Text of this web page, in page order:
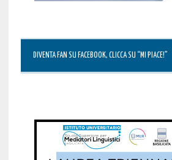
DIVENTA FAN SU FACEBOOK, CLICCA SU “MI PIACE!”